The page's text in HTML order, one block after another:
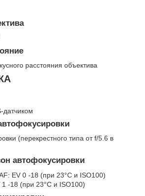
расстояния объектива
датчиком
(перекрестного типа от f/5.6 в
автофокусировки
EV 0 -18 (при 23°C и ISO100)
1 -18 (при 23°C и ISO100)